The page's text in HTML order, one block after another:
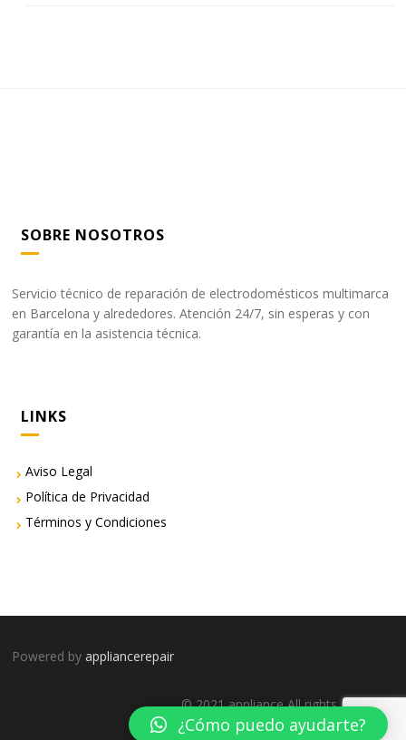
SOBRE NOSOTROS
Servicio técnico de reparación de electrodomésticos multimarca
en Barcelona y alrededores. Atención 24/7, sin esperas y con
garantía en la asistencia técnica.
LINKS
Aviso Legal
Política de Privacidad
Términos y Condiciones
Powered byappliancerepair
© 2021 appliance All rights reserved.
¿Cómo puedo ayudarte?